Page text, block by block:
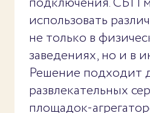
использовать
не только в
заведениях, но и в
Решение подходит
развлекательных
площадок-